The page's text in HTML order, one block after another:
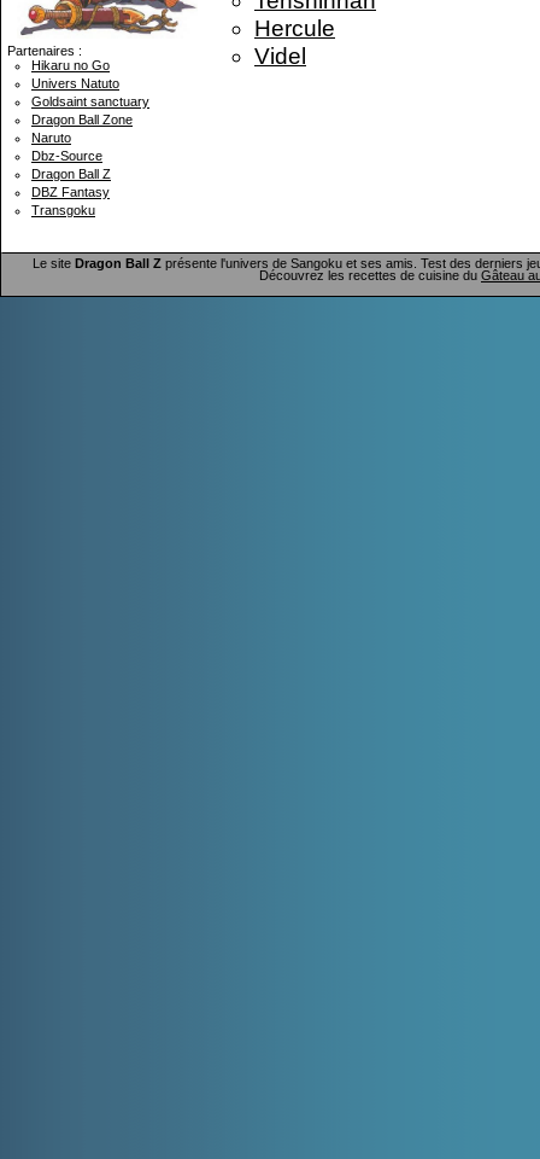
Partenaires :
Hikaru no Go
Univers Natuto
Goldsaint sanctuary
Dragon Ball Zone
Naruto
Dbz-Source
Dragon Ball Z
DBZ Fantasy
Transgoku
Hercule
Videl
Le site Dragon Ball Zprésente l'univers de Sangoku et ses amis. Test des derniers
Découvrez les recettes de cuisine du Gâteau